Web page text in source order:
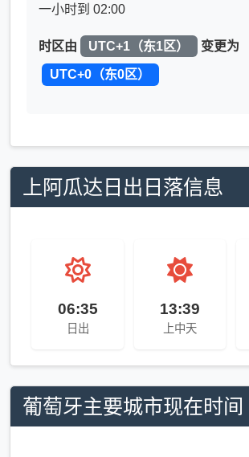
一小时到 02:00
时区由 UTC+1（东1区） 变更为
UTC+0（东0区）
上阿瓜达日出日落信息
06:35
日出
13:39
上中天
葡萄牙主要城市现在时间